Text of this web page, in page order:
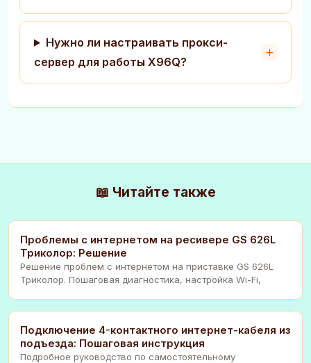
Нужно ли настраивать прокси-
сервер для работы X96Q?
📖 Читайте также
Проблемы с интернетом на ресивере GS 626L
Триколор: Решение
Решение проблем с интернетом на приставке GS 626L
Триколор. Пошаговая диагностика, настройка Wi-Fi,
Подключение 4-контактного интернет-кабеля из
подъезда: Пошаговая инструкция
Подробное руководство по самостоятельному